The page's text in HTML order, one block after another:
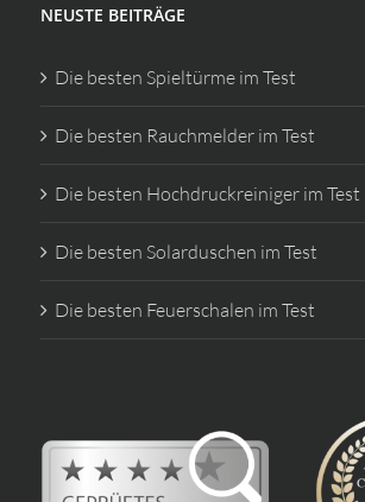
NEUSTE BEITRÄGE
Die besten Spieltürme im Test
Die besten Rauchmelder im Test
Die besten Hochdruckreiniger im Test
Die besten Solarduschen im Test
Die besten Feuerschalen im Test